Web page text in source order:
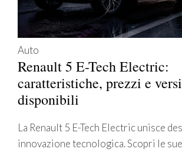
Auto
Renault 5 E-Tech Electric:
caratteristiche, prezzi e
disponibili
La Renault 5 E-Tech Electric unisce
innovazione tecnologica. Scopri le